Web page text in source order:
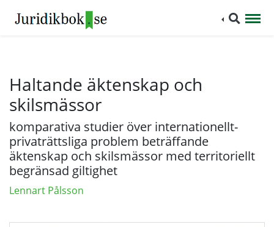
Haltande äktenskap och
skilsmässor
komparativa studier över internationellt-
privaträttsliga problem beträffande
äktenskap och skilsmässor med territoriellt
begränsad giltighet
Lennart Pålsson